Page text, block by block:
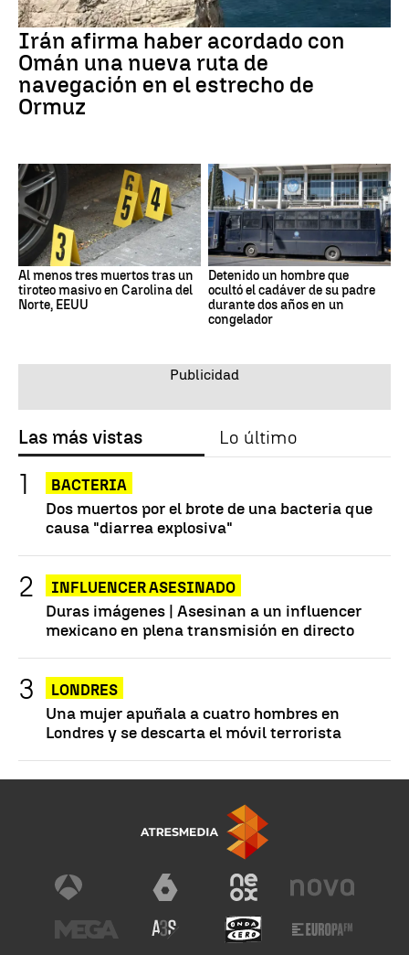
Irán afirma haber acordado con
Omán una nueva ruta de
navegación en el estrecho de
Ormuz
Al menos tres muertos tras un
tiroteo masivo en Carolina del
Norte, EEUU
Detenido un hombre que
ocultó el cadáver de su padre
durante dos años en un
congelador
Las más vistas Lo último
BACTERIA
Dos muertos por el brote de una bacteria que
causa "diarrea explosiva"
INFLUENCER ASESINADO
Duras imágenes | Asesinan a un influencer
mexicano en plena transmisión en directo
LONDRES
Una mujer apuñala a cuatro hombres en
Londres y se descarta el móvil terrorista